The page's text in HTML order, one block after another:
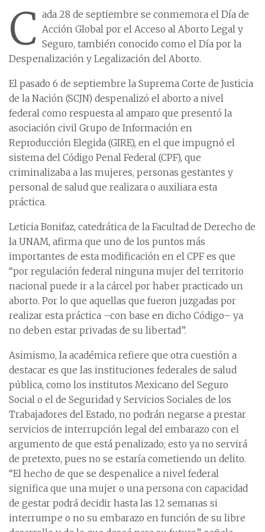
C ada 28 de septiembre se conmemora el Día de
Acción Global por el Acceso al Aborto Legal y
Seguro, también conocido como el Día por la
Despenalización y Legalización del Aborto.
El pasado 6 de septiembre la Suprema Corte de Justicia
de la Nación (SCJN) despenalizó el aborto a nivel
federal como respuesta al amparo que presentó la
asociación civil Grupo de Información en
Reproducción Elegida (GIRE), en el que impugnó el
sistema del Código Penal Federal (CPF), que
criminalizaba a las mujeres, personas gestantes y
personal de salud que realizara o auxiliara esta
práctica.
Leticia Bonifaz, catedrática de la Facultad de Derecho de
la UNAM, afirma que uno de los puntos más
importantes de esta modificación en el CPF es que
“por regulación federal ninguna mujer del territorio
nacional puede ir a la cárcel por haber practicado un
aborto. Por lo que aquellas que fueron juzgadas por
realizar esta práctica –con base en dicho Código– ya
no deben estar privadas de su libertad”.
Asimismo, la académica refiere que otra cuestión a
destacar es que las instituciones federales de salud
pública, como los institutos Mexicano del Seguro
Social o el de Seguridad y Servicios Sociales de los
Trabajadores del Estado, no podrán negarse a prestar
servicios de interrupción legal del embarazo con el
argumento de que está penalizado; esto ya no servirá
de pretexto, pues no se estaría cometiendo un delito.
“El hecho de que se despenalice a nivel federal
significa que una mujer o una persona con capacidad
de gestar podrá decidir hasta las 12 semanas si
interrumpe o no su embarazo en función de su libre